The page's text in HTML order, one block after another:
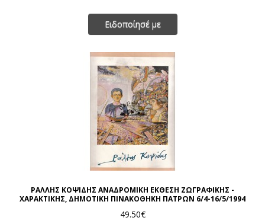
Ειδοποίησέ με
ΡΑΛΛΗΣ ΚΟΨΙΔΗΣ ΑΝΑΔΡΟΜΙΚΗ ΕΚΘΕΣΗ ΖΩΓΡΑΦΙΚΗΣ -
ΧΑΡΑΚΤΙΚΗΣ, ΔΗΜΟΤΙΚΗ ΠΙΝΑΚΟΘΗΚΗ ΠΑΤΡΩΝ 6/4-16/5/1994
49.50€